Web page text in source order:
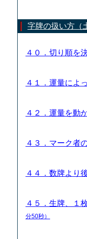
字牌の扱い方（
４０．切り順を
４１．運量によ
４２．運量を動
４３．マーク者
４４．数牌より
４５．生牌、１
分50秒）